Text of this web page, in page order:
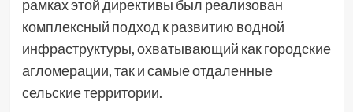
рамках этой директивы был реализован
комплексный подход к развитию водной
инфраструктуры, охватывающий как городские
агломерации, так и самые отдаленные
сельские территории.